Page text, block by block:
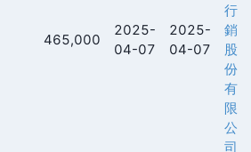
465,000
2025-
04-07
2025-
04-07
行
銷
股
份
有
限
公
司